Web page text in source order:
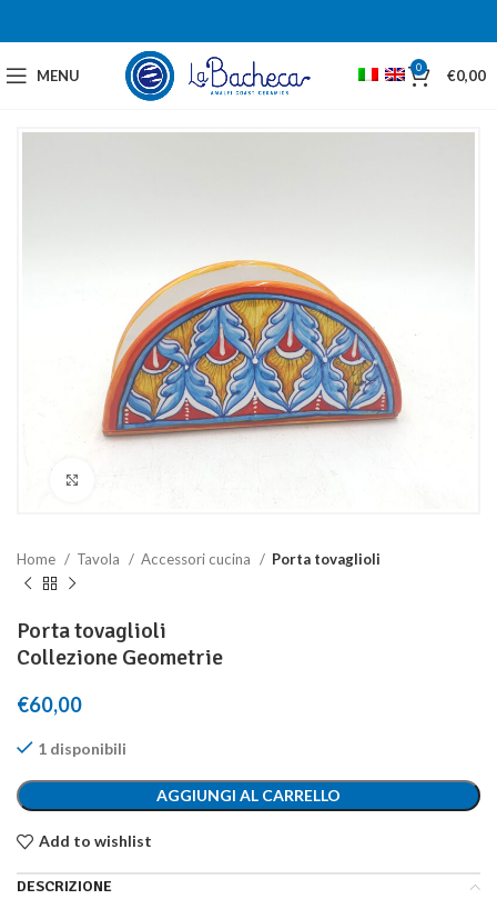
MENU 0 €0,00
Home Tavola Accessori cucina Porta tovaglioli
Porta tovaglioli
Collezione Geometrie
€60,00
1 disponibili
AGGIUNGI AL CARRELLO
Add to wishlist
DESCRIZIONE